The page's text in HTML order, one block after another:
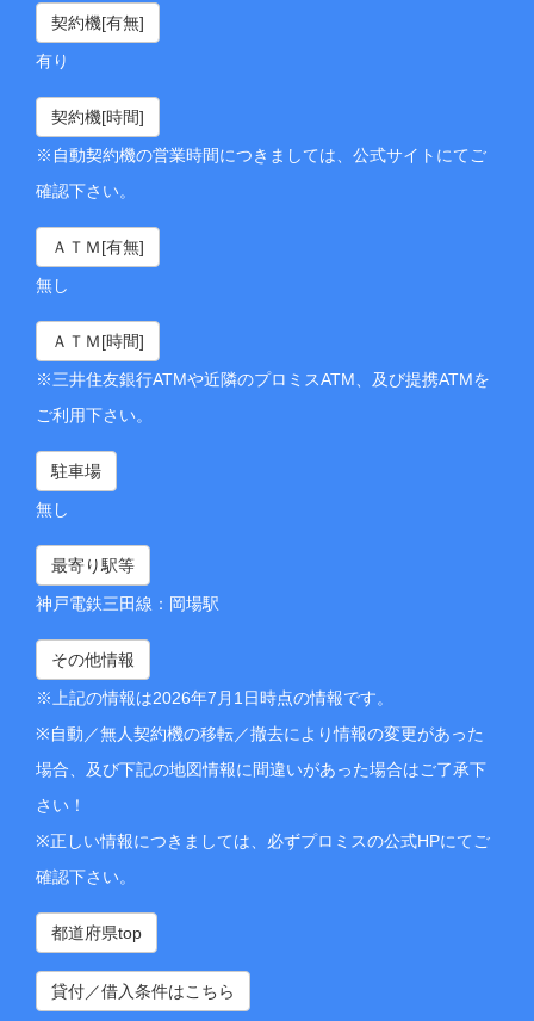
契約機[有無]
有り
契約機[時間]
※自動契約機の営業時間につきましては、公式サイトにてご
確認下さい。
ＡＴＭ[有無]
無し
ＡＴＭ[時間]
※三井住友銀行ATMや近隣のプロミスATM、及び提携ATMを
ご利用下さい。
駐車場
無し
最寄り駅等
神戸電鉄三田線：岡場駅
その他情報
※上記の情報は2026年7月1日時点の情報です。
※自動／無人契約機の移転／撤去により情報の変更があった
場合、及び下記の地図情報に間違いがあった場合はご了承下
さい！
※正しい情報につきましては、必ずプロミスの公式HPにてご
確認下さい。
都道府県top
貸付／借入条件はこちら